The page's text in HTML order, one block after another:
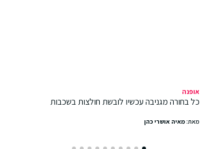
אופנה
כל בחורה מגניבה עכשיו לובשת חולצות בשכבות
מאת:מאיה אושרי כהן